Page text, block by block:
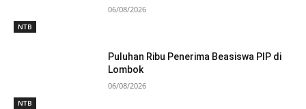
NTB
06/08/2026
NTB
Puluhan Ribu Penerima Beasiswa PIP di
Lombok
06/08/2026